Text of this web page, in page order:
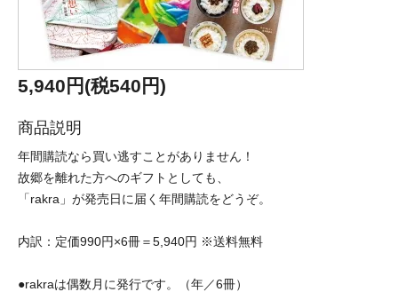
5,940円(税540円)
商品説明
年間購読なら買い逃すことがありません！
故郷を離れた方へのギフトとしても、
「rakra」が発売日に届く年間購読をどうぞ。
内訳：定価990円×6冊＝5,940円 ※送料無料
●rakraは偶数月に発行です。（年／6冊）